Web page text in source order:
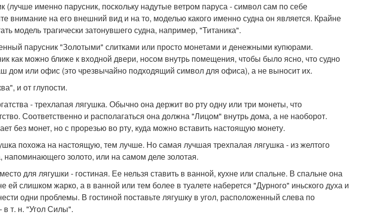
(лучше именно парусник, поскольку надутые ветром паруса - символ сам по себе
внимание на его внешний вид и на то, моделью какого именно судна он является. Крайне
модель трагически затонувшего судна, например, "Титаника".
парусник "Золотыми" слитками или просто монетами и денежными купюрами.
как можно ближе к входной двери, носом внутрь помещения, чтобы было ясно, что судно
дом или офис (это чрезвычайно подходящий символ для офиса), а не выносит их.
и от глупости.
- трехлапая лягушка. Обычно она держит во рту одну или три монеты, что
Соответственно и располагаться она должна "Лицом" внутрь дома, а не наоборот.
без монет, но с прорезью во рту, куда можно вставить настоящую монету.
похожа на настоящую, тем лучше. Но самая лучшая трехпалая лягушка - из желтого
напоминающего золото, или на самом деле золотая.
для лягушки - гостиная. Ее нельзя ставить в ванной, кухне или спальне. В спальне она
ей слишком жарко, а в ванной или тем более в туалете наберется "Дурного" иньского духа и
одни проблемы. В гостиной поставьте лягушку в угол, расположенный слева по
в т. н. "Угол Силы".